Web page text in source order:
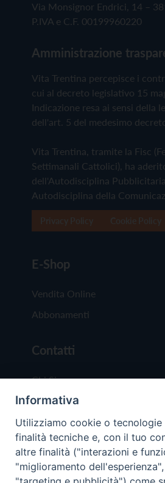
Via Monsignor Endrici, 14 –
P.IVA e C.F. 00199960220
Amministrazione
Vita Trentina percepisce i
cui al decreto legislativo 15
Indicazione resa ai sensi della
dell'art. 5 del medesimo
Vita Trentina, tramite la Fisc
Settimanali Cattolici), ha
dell'Autodisciplina
Autodisciplina della
E-Shop
Vendita Online
Abbonamenti
Contatti
Chi Siamo
Redazione
Scrivici
Informativa
Utilizziamo cookie o tecnologie
finalità tecniche e, con il tuo
altre finalità ("interazioni e
"miglioramento